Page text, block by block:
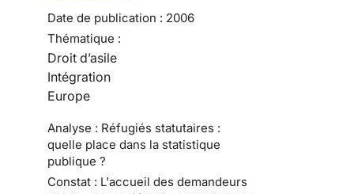
Date de publication : 2006
Thématique :
Droit d’asile
Intégration
Europe
Analyse : Réfugiés statutaires :
quelle place dans la statistique
publique ?
Constat : L'accueil des demandeurs